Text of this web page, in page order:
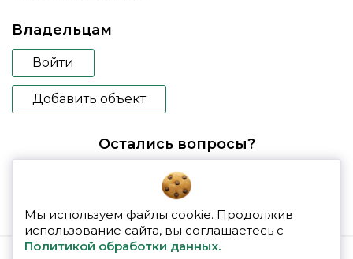
Владельцам
Войти
Добавить объект
Остались вопросы?
booking@glampspace.ru
Мы используем файлы cookie. Продолжив
использование сайта, вы соглашаетесь с
Политикой обработки данных.